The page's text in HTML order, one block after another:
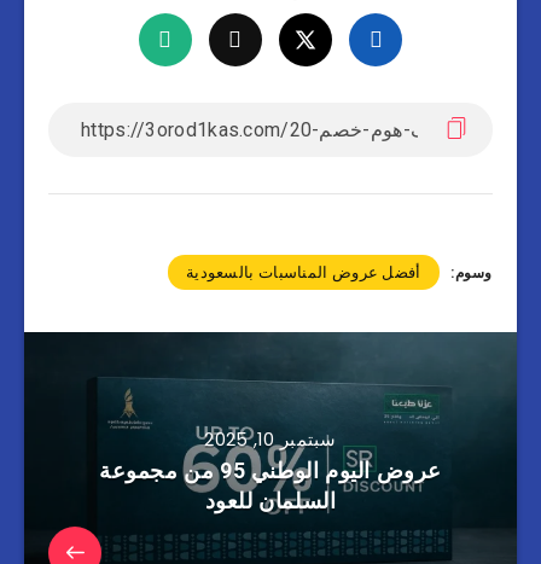
وسوم: أفضل عروض المناسبات بالسعودية
سبتمبر 10, 2025
عروض اليوم الوطني 95 من مجموعة
السلمان للعود